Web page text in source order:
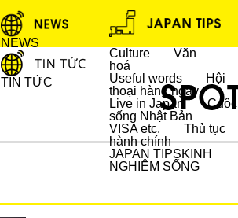
NEWS
TIN TỨC
Culture
Văn
hoá
Useful words
Hội
thoại hàng ngày
Live in Japan
Cuộc
sống Nhật Bản
VISA etc.
Thủ tục
hành chính
JAPAN TIPSKINH
NGHIỆM SỐNG